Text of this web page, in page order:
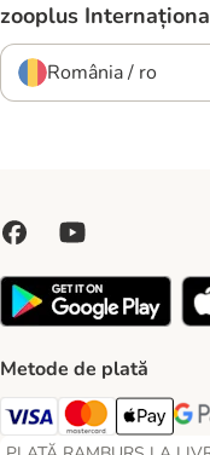
zooplus
România / ro
Metode de plată
Visa Payment Method
Master CardApple Pay